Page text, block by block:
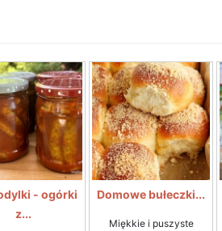
- ogórki
z...
Domowe bułeczki...
Miękkie i puszyste